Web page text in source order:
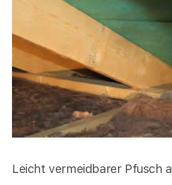
Leicht vermeidbarer Pfusch